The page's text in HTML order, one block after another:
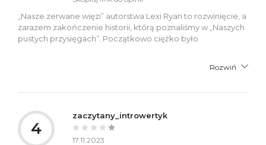
„Nasze zerwane więzi” autorstwa Lexi Ryan to rozwinięcie, a
zarazem zakończenie historii, którą poznaliśmy w „Naszych
pustych przysięgach”. Początkowo ciężko było
Rozwiń
4
zaczytany_introwertyk
17.11.2023